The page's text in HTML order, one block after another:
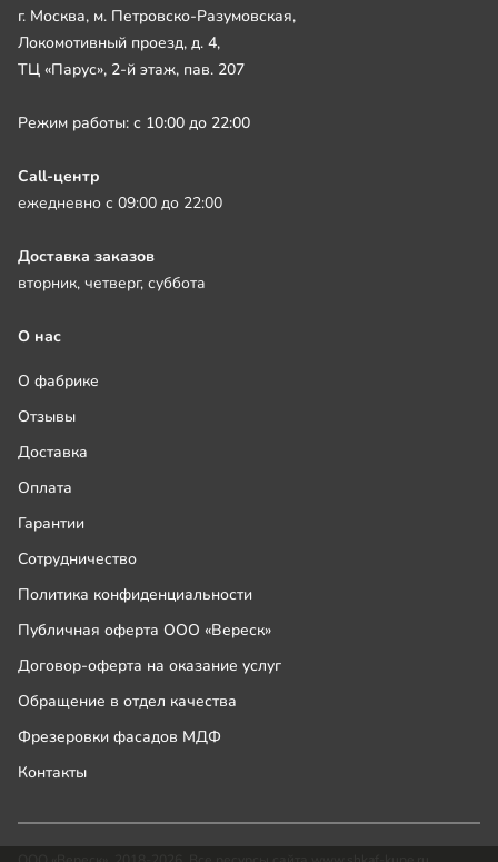
г. Москва, м. Петровско-Разумовская,
Локомотивный проезд, д. 4,
ТЦ «Парус», 2-й этаж, пав. 207
Режим работы: с 10:00 до 22:00
Call-центр
ежедневно с 09:00 до 22:00
Доставка заказов
вторник, четверг, суббота
О нас
О фабрике
Отзывы
Доставка
Оплата
Гарантии
Сотрудничество
Политика конфиденциальности
Публичная оферта ООО «Вереск»
Договор-оферта на оказание услуг
Обращение в отдел качества
Фрезеровки фасадов МДФ
Контакты